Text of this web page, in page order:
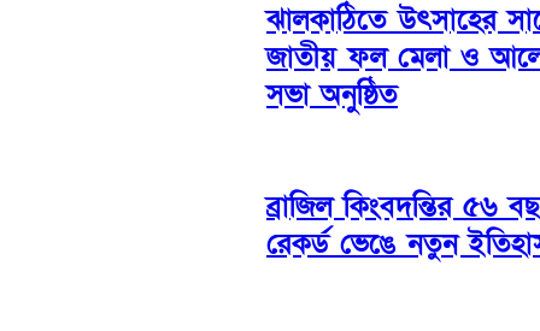
ঝালকাঠিতে উৎসাহের
জাতীয় ফল মেলা ও
সভা অনুষ্ঠিত
ব্রাজিল কিংবদন্তির ৫৬
রেকর্ড ভেঙে নতুন